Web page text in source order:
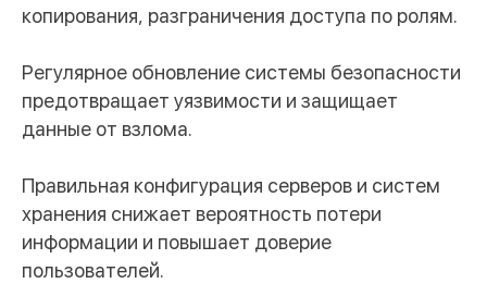
копирования, разграничения доступа по ролям.
Регулярное обновление системы безопасности
предотвращает уязвимости и защищает
данные от взлома.
Правильная конфигурация серверов и систем
хранения снижает вероятность потери
информации и повышает доверие
пользователей.